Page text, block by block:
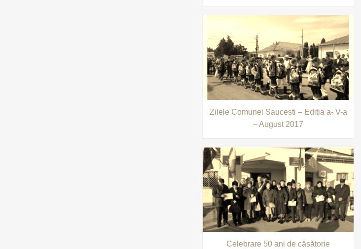
Zilele Comunei Saucesti – Editia a- V-a
– August 2017
Celebrare 50 ani de căsătorie